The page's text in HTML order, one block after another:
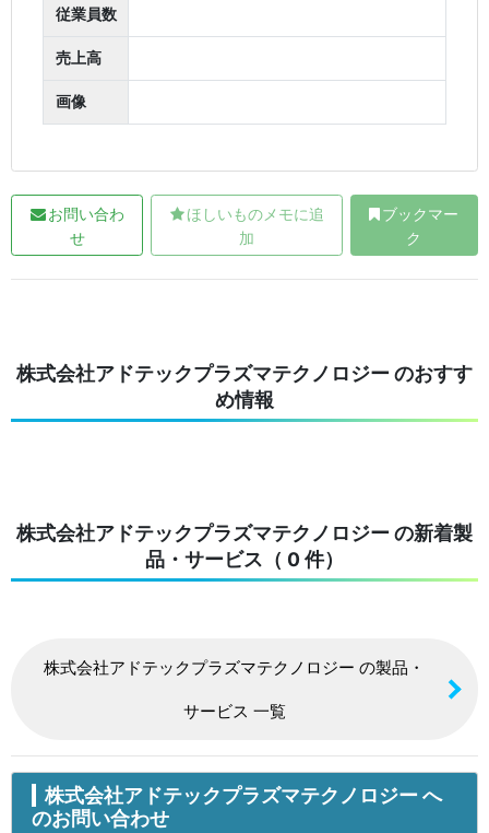
従業員数
売上高
画像
お問い合わ
せ
ほしいものメモに追
加
ブックマー
ク
株式会社アドテックプラズマテクノロジー のおすす
め情報
株式会社アドテックプラズマテクノロジー の新着製
品・サービス（ 0 件）
株式会社アドテックプラズマテクノロジー の製品・
サービス 一覧
株式会社アドテックプラズマテクノロジー へ
のお問い合わせ